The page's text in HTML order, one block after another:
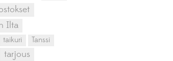
Ilta
taikuri Tanssi
tarjous